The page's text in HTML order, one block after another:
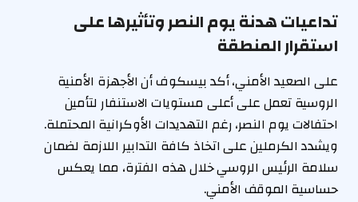
تداعيات هدنة يوم النصر وتأثيرها على
استقرار المنطقة
على الصعيد الأمني، أكد بيسكوف أن الأجهزة الأمنية
الروسية تعمل على أعلى مستويات الاستنفار لتأمين
احتفالات يوم النصر، رغم التهديدات الأوكرانية المحتملة.
ويشدد الكرملين على اتخاذ كافة التدابير اللازمة لضمان
سلامة الرئيس الروسي خلال هذه الفترة، مما يعكس
حساسية الموقف الأمني.